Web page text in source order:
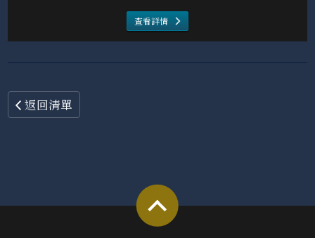
查看詳情
返回清單